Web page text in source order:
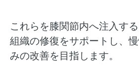
これらを膝関節内へ注入す
組織の修復をサポートし、
みの改善を目指します。